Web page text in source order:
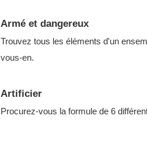
Armé et dangereux
Trouvez tous les éléments d'un
vous-en.
Artificier
Procurez-vous la formule de 6